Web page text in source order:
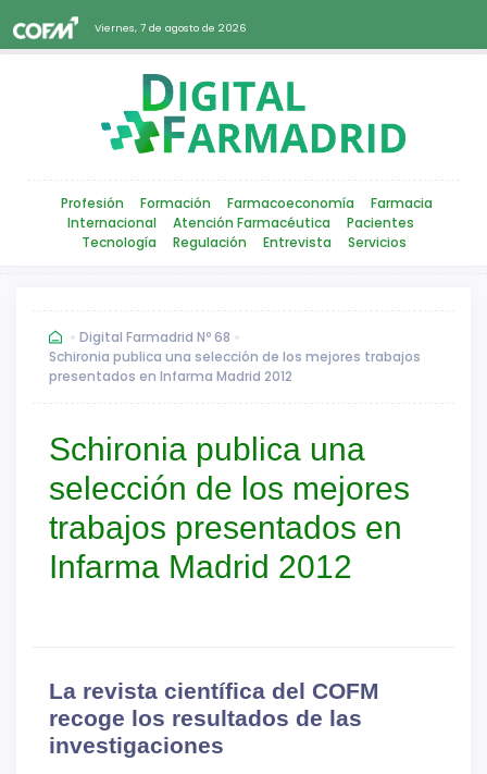
Viernes, 7 de agosto de 2026
Profesión Formación Farmacoeconomía
Farmacia
Internacional
Atención Farmacéutica
Pacientes
Tecnología
Regulación Entrevista Servicios
Digital Farmadrid Nº 68
Schironia publica una selección de los mejores trabajos
presentados en Infarma Madrid 2012
Schironia publica una
selección de los mejores
trabajos presentados en
Infarma Madrid 2012
La revista científica del COFM
recoge los resultados de las
investigaciones